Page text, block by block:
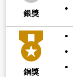
銀獎
銅獎